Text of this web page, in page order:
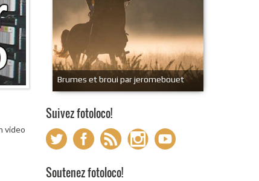
video
Brumes et broui par jeromebouet
Suivez fotoloco!
Soutenez fotoloco!